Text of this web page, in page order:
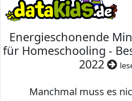
Energieschonende
für Homeschooling -
2022
Manchmal muss es